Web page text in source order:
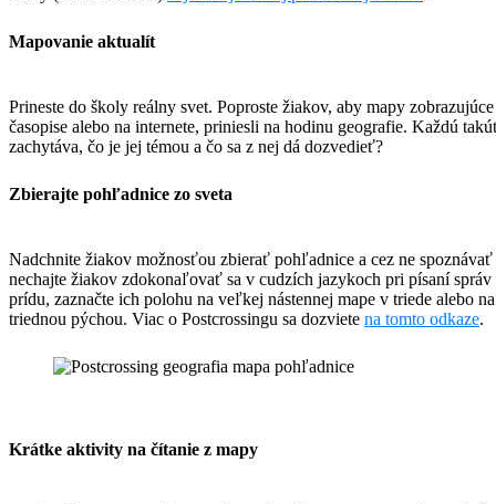
Mapovanie aktualít
Prineste do školy reálny svet. Poproste žiakov, aby mapy
časopise alebo na internete, priniesli na hodinu geografie. Každú
zachytáva, čo je jej témou a čo sa z nej dá dozvedieť?
Zbierajte pohľadnice zo sveta
Nadchnite žiakov možnosťou zbierať pohľadnice a cez ne
nechajte žiakov zdokonaľovať sa v cudzích jazykoch pri písaní
prídu, zaznačte ich polohu na veľkej nástennej mape v triede alebo
triednou pýchou. Viac o Postcrossingu sa dozviete na tomto odkaze.
Krátke aktivity na čítanie z mapy